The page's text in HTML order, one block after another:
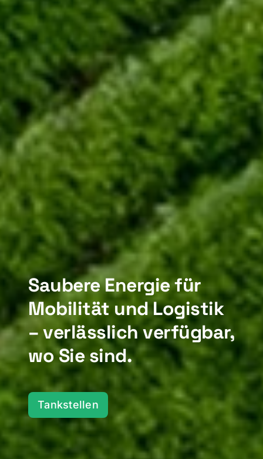
Saubere Energie für
Mobilität und Logistik
– verlässlich verfügbar,
wo Sie sind.
Tankstellen